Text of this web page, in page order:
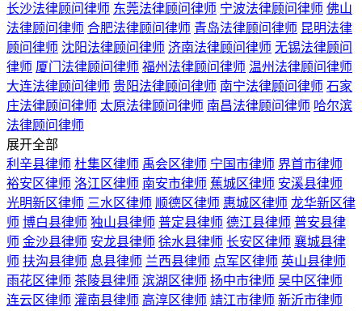
长沙法律顾问律师 东莞法律顾问律师 宁波法律顾问律师 佛山
法律顾问律师 合肥法律顾问律师 青岛法律顾问律师 昆明法律
顾问律师 沈阳法律顾问律师 济南法律顾问律师 无锡法律顾问
律师 厦门法律顾问律师 福州法律顾问律师 温州法律顾问律师
大连法律顾问律师 贵阳法律顾问律师 南宁法律顾问律师 石家
庄法律顾问律师 太原法律顾问律师 南昌法律顾问律师 哈尔滨
法律顾问律师
展开全部
利辛县律师 杜集区律师 禹会区律师 宁国市律师 界首市律师
裕安区律师 洛江区律师 南安市律师 蕉城区律师 安溪县律师
光明新区律师 三水区律师 顺德区律师 惠城区律师 龙华新区律
师 博白县律师 独山县律师 普定县律师 德江县律师 普安县律
师 金沙县律师 安龙县律师 徐水县律师 长安区律师 襄城县律
师 扶沟县律师 息县律师 兰西县律师 点军区律师 英山县律师
雨花区律师 茶陵县律师 滨湖区律师 扬中市律师 吴中区律师
连云区律师 灌南县律师 高淳区律师 靖江市律师 新沂市律师